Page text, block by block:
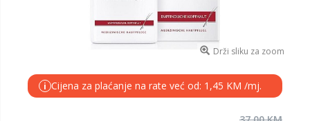
Drži sliku za zoom
i Cijena za plaćanje na rate već od: 1,45 KM /mj.